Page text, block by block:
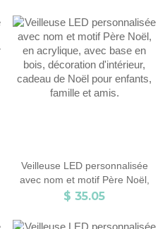
décoration d'intérieur, cadeau
d'Halloween pour
enfants/garçons/filles
Veilleuse LED personnalisée
avec nom et motif Père Noël,
en acrylique, avec base en
cadeau de Noël pour enfants,
$ 35.05